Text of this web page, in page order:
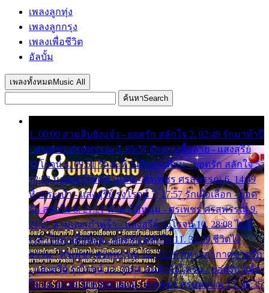
เพลงลูกทุ่ง
เพลงลูกกรุง
เพลงเพื่อชีวิต
อัลบั้ม
เพลงทั้งหมด Music All
ค้นหาSearch
1. 00:00 สามสิบยังแจ๋ว - ยอดรัก สลักใจ 2. 02:49 รักมาห้าปี
- ศรเพชร ศรสุพรรณ 3. 05:57 รักสาวเสื้อลาย - แสงสุรีย์
รุ่งโรจน์ 4. 09:51 รักสะท้านดินสะเทือน - ยอดรัก สลักใจ 5.
12:23 มอเตอร์ไซค์ทำหล่น - ศรเพชร ศรสุพรรณ 6. 14:49
หิ้วกระเป๋า - แสงสุรีย์ รุ่งโรจน์ 7. 17:57 รักเผื่อเลือก - ยอด
รัก สลักใจ 8. 21:21 น้ำตาไอ้หนุ่ม - ศรเพชร ศรสุพรรณ 9.
24:27 สามเณรกำพร้า - แสงสุรีย์ รุ่งโรจน์ 10. 28:08 ไม่มี
เวลาไปหาเมียน้อย - ยอดรัก สลักใจ 11. 31:29 ชีวิตไอ้
ธรรม - ศรเพชร ศรสุพรรณ 12. 35:26 ทหารอากาศขาดรัก
- แสงสุรีย์ รุ่งโรจน์ 13. 39:01 คนหัวใจโทรม - ยอดรัก สลัก
ใจ 14. 42:49 ไอ้หวังตายแน่ - ศรเพชร ศรสุพรรณ 15. 46:35